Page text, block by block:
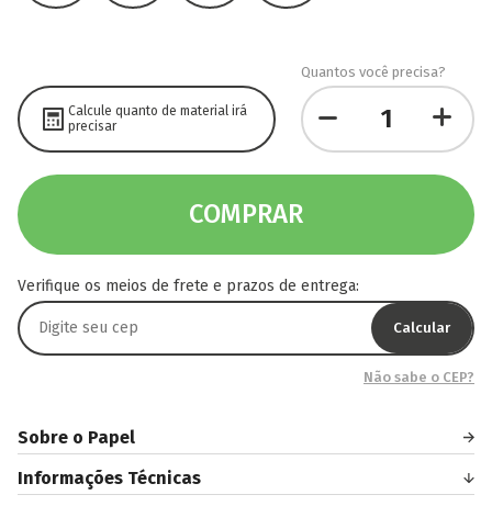
Calcule quanto de material irá
precisar
Quantos você precisa?
COMPRAR
Verifique os meios de frete e prazos de entrega:
Calcular
Não sabe o CEP?
Sobre o Papel
Informações Técnicas